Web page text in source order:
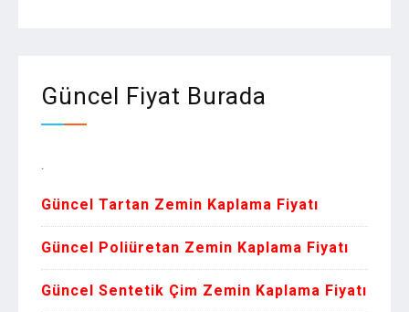
Güncel Fiyat Burada
Güncel Tartan Zemin Kaplama Fiyatı
Güncel Poliüretan Zemin Kaplama Fiyatı
Güncel Sentetik Çim Zemin Kaplama Fiyatı